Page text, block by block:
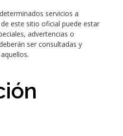
servicios a
este sitio oficial puede estar
advertencias o
ser consultadas y